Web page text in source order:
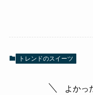
トレンドのスイーツ
よかっ